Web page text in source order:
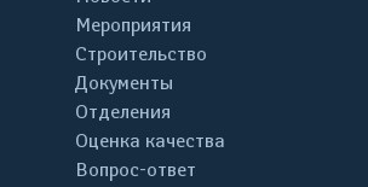
Мероприятия
Строительство
Документы
Отделения
Оценка качества
Вопрос-ответ